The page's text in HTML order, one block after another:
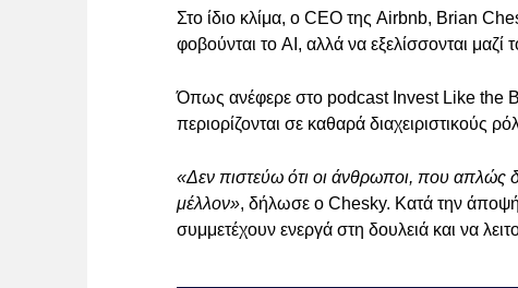
Στο ίδιο κλίμα, ο CEO της Airbnb, Brian
φοβούνται το AI, αλλά να εξελίσσονται μαζί
Όπως ανέφερε στο podcast Invest Like the
περιορίζονται σε καθαρά διαχειριστικούς
«Δεν πιστεύω ότι οι άνθρωποι, που απλώς
μέλλον», δήλωσε ο Chesky. Κατά την άποψή
συμμετέχουν ενεργά στη δουλειά και να